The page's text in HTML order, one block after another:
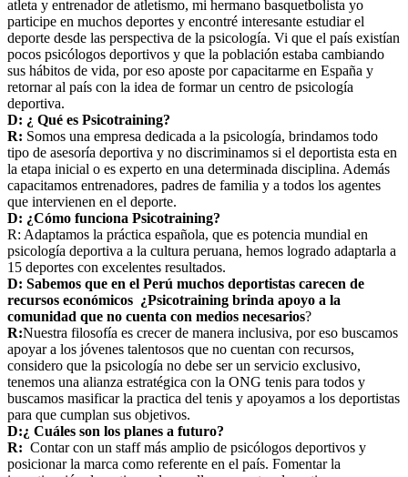
atleta y entrenador de atletismo, mi hermano basquetbolista yo
participe en muchos deportes y encontré interesante estudiar el
deporte desde las perspectiva de la psicología. Vi que el país existían
pocos psicólogos deportivos y que la población estaba cambiando
sus hábitos de vida, por eso aposte por capacitarme en España y
retornar al país con la idea de formar un centro de psicología
deportiva.
D: ¿ Qué es Psicotraining?
R: Somos una empresa dedicada a la psicología, brindamos todo
tipo de asesoría deportiva y no discriminamos si el deportista esta en
la etapa inicial o es experto en una determinada disciplina. Además
capacitamos entrenadores, padres de familia y a todos los agentes
que intervienen en el deporte.
D: ¿Cómo funciona Psicotraining?
R: Adaptamos la práctica española, que es potencia mundial en
psicología deportiva a la cultura peruana, hemos logrado adaptarla a
15 deportes con excelentes resultados.
D: Sabemos que en el Perú muchos deportistas carecen de
recursos económicos ¿Psicotraining brinda apoyo a la
comunidad que no cuenta con medios necesarios?
R:Nuestra filosofía es crecer de manera inclusiva, por eso buscamos
apoyar a los jóvenes talentosos que no cuentan con recursos,
considero que la psicología no debe ser un servicio exclusivo,
tenemos una alianza estratégica con la ONG tenis para todos y
buscamos masificar la practica del tenis y apoyamos a los deportistas
para que cumplan sus objetivos.
D:¿ Cuáles son los planes a futuro?
R: Contar con un staff más amplio de psicólogos deportivos y
posicionar la marca como referente en el país. Fomentar la